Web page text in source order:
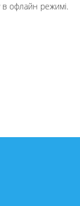
в офлайн режимі.